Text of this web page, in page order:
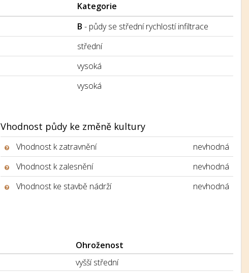
Kategorie
B - půdy se střední rychlostí infiltrace
střední
vysoká
vysoká
Vhodnost půdy ke změně kultury
Vhodnost k zatravnění
nevhodná
Vhodnost k zalesnění
nevhodná
Vhodnost ke stavbě nádrží
nevhodná
Ohroženost
vyšší střední